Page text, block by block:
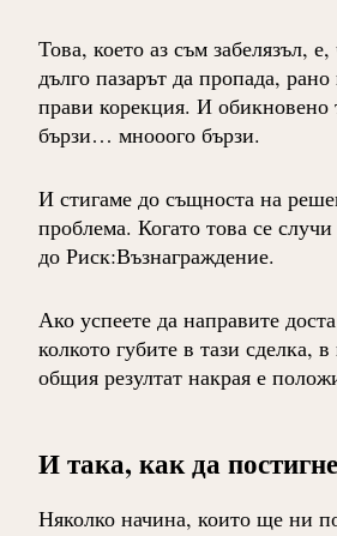
Това, което аз съм забелязъл,
дълго пазарът да пропада,
прави корекция. И обикновено
бързи… мнооого бързи.
И стигаме до същноста на
проблема. Когато това се
до Риск:Възнаграждение.
Ако успеете да направите
колкото губите в тази сделка,
общия резултат накрая е
И така, как да
Няколко начина, които ще ни